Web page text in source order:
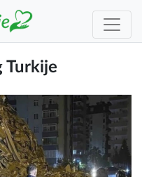
Turkije